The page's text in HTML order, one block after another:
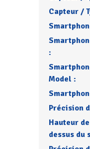
Capteur /
:
Model :
Précision
Hauteur
dessus du